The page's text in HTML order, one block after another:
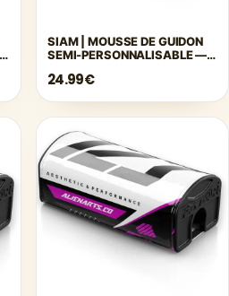
SIAM | MOUSSE DE GUIDON
SEMI-PERSONNALISABLE —
24.99€